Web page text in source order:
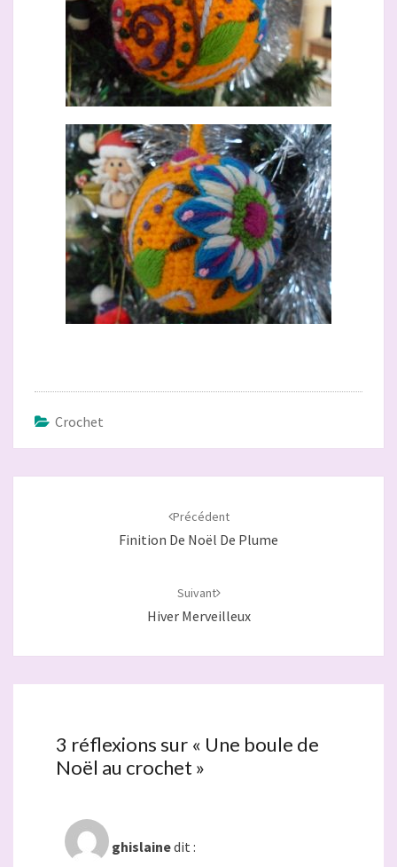
Crochet
Précédent
Finition De Noël De Plume
Suivant
Hiver Merveilleux
3 réflexions sur « Une boule de
Noël au crochet »
ghislainedit :